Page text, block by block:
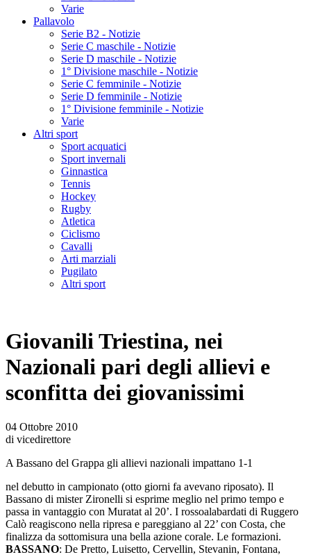
Varie
Pallavolo
Serie B2 - Notizie
Serie C maschile - Notizie
Serie D maschile - Notizie
1° Divisione maschile - Notizie
Serie C femminile - Notizie
Serie D femminile - Notizie
1° Divisione femminile - Notizie
Varie
Altri sport
Sport acquatici
Sport invernali
Ginnastica
Tennis
Hockey
Rugby
Atletica
Ciclismo
Cavalli
Arti marziali
Pugilato
Altri sport
Giovanili Triestina, nei
Nazionali pari degli allievi e
sconfitta dei giovanissimi
04 Ottobre 2010
di vicedirettore
A Bassano del Grappa gli allievi nazionali impattano 1-1
nel debutto in campionato (otto giorni fa avevano riposato). Il
Bassano di mister Zironelli si esprime meglio nel primo tempo e
passa in vantaggio con Muratat al 20’. I rossoalabardati di Ruggero
Calò reagiscono nella ripresa e pareggiano al 22’ con Costa, che
finalizza da sottomisura una bella azione corale. Le formazioni.
BASSANO: De Pretto, Luisetto, Cervellin, Stevanin, Fontana,